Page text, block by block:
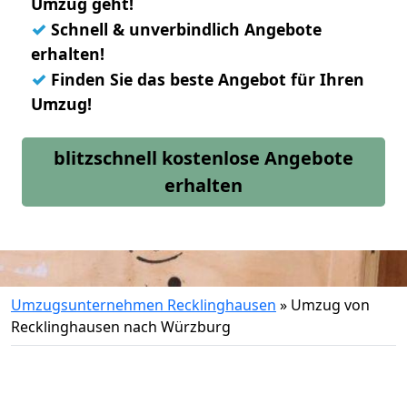
✓ Schnell & unverbindlich Angebote
erhalten!
✓ Finden Sie das beste Angebot für Ihren
Umzug!
blitzschnell kostenlose Angebote
erhalten
Umzugsunternehmen Recklinghausen » Umzug von
Recklinghausen nach Würzburg